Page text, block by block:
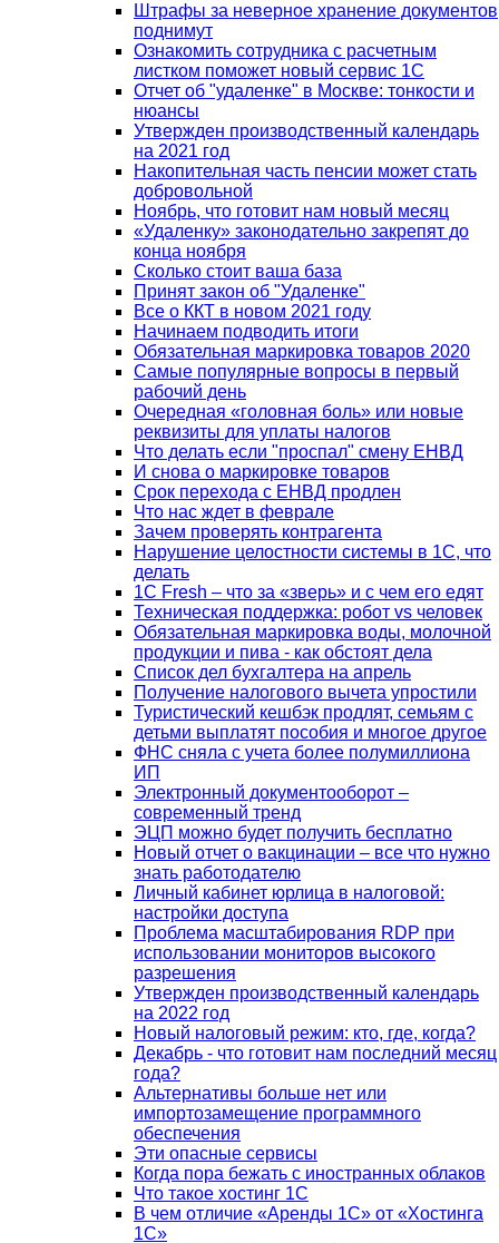
Штрафы за неверное хранение документов
поднимут
Ознакомить сотрудника с расчетным
листком поможет новый сервис 1С
Отчет об "удаленке" в Москве: тонкости и
нюансы
Утвержден производственный календарь
на 2021 год
Накопительная часть пенсии может стать
добровольной
Ноябрь, что готовит нам новый месяц
«Удаленку» законодательно закрепят до
конца ноября
Сколько стоит ваша база
Принят закон об "Удаленке"
Все о ККТ в новом 2021 году
Начинаем подводить итоги
Обязательная маркировка товаров 2020
Самые популярные вопросы в первый
рабочий день
Очередная «головная боль» или новые
реквизиты для уплаты налогов
Что делать если "проспал" смену ЕНВД
И снова о маркировке товаров
Срок перехода с ЕНВД продлен
Что нас ждет в феврале
Зачем проверять контрагента
Нарушение целостности системы в 1С, что
делать
1С Fresh – что за «зверь» и с чем его едят
Техническая поддержка: робот vs человек
Обязательная маркировка воды, молочной
продукции и пива - как обстоят дела
Список дел бухгалтера на апрель
Получение налогового вычета упростили
Туристический кешбэк продлят, семьям с
детьми выплатят пособия и многое другое
ФНС сняла с учета более полумиллиона
ИП
Электронный документооборот –
современный тренд
ЭЦП можно будет получить бесплатно
Новый отчет о вакцинации – все что нужно
знать работодателю
Личный кабинет юрлица в налоговой:
настройки доступа
Проблема масштабирования RDP при
использовании мониторов высокого
разрешения
Утвержден производственный календарь
на 2022 год
Новый налоговый режим: кто, где, когда?
Декабрь - что готовит нам последний месяц
года?
Альтернативы больше нет или
импортозамещение программного
обеспечения
Эти опасные сервисы
Когда пора бежать с иностранных облаков
Что такое хостинг 1С
В чем отличие «Аренды 1С» от «Хостинга
1С»